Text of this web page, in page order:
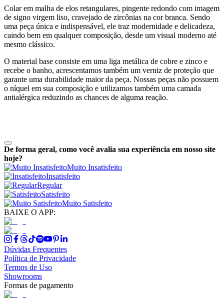
Colar em malha de elos retangulares, pingente redondo com imagem
de signo virgem liso, cravejado de zircônias na cor branca. Sendo
uma peça única e indispensável, ele traz modernidade e delicadeza,
caindo bem em qualquer composição, desde um visual moderno até
mesmo clássico.
O material base consiste em uma liga metálica de cobre e zinco e
recebe o banho, acrescentamos também um verniz de proteção que
garante uma durabilidade maior da peça. Nossas peças não possuem
o níquel em sua composição e utilizamos também uma camada
antialérgica reduzindo as chances de alguma reação.
De forma geral, como você avalia sua experiência em nosso site
hoje?
Muito Insatisfeito
Insatisfeito
Regular
Satisfeito
Muito Satisfeito
BAIXE O APP:
Dúvidas Frequentes
Política de Privacidade
Termos de Uso
Showrooms
Formas de pagamento